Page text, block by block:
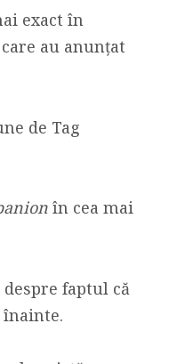
exact în
au anunțat
de Tag
în cea mai
faptul că
înainte.